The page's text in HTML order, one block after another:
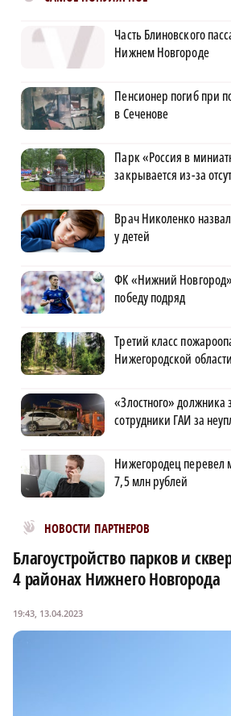
Часть Блиновского
Нижнем Новгороде
Пенсионер погиб при
в Сеченове
Парк «Россия в
закрывается из-за
Врач Николенко
у детей
ФК «Нижний
победу подряд
Третий класс
Нижегородской области
«Злостного» должника
сотрудники ГАИ за
Нижегородец
7,5 млн рублей
НОВОСТИ ПАРТНЕРОВ
Новости МирТесен
Благоустройство парков и
4 районах Нижнего Новгорода
19:43, 13.04.2023